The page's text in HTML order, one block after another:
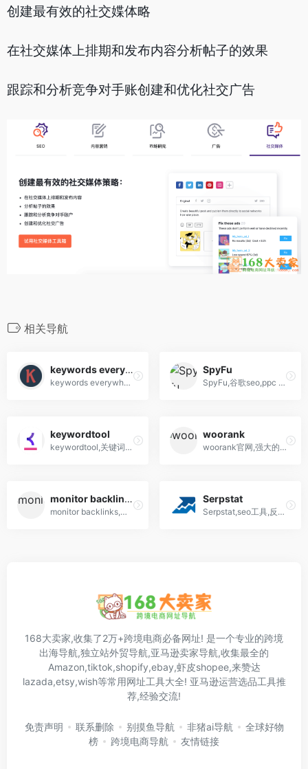
创建最有效的社交媟体略
在社交媒体上排期和发布内容分析帖子的效果
跟踪和分析竞争对手账创建和优化社交广告
相关导航
keywords everywhere
keywords everywhere,google关键词优化工具插件
SpyFu
SpyFu,谷歌seo,ppc google adwords关键词工具
keywordtool
keywordtool,关键词研究搜索工具,支持google,amazon,ebay,Instagram,Pinterest,youtube,bing等
woorank
woorank官网,强大的seo工具网站分析工具WooRank是一款网站分析工具，针对访客、內容、搜索引擎最佳化（SEO）、网域名称等来为网站评分，提供详细的改善建议，帮网站站长们节省时间，改善后的网站能够在搜索引擎取...
monitor backlinks
monitor backlinks,独立站必备竞争对手网站分析工具,免费试用30天
Serpstat
Serpstat,seo工具,反向链接,竞争对手分析,关键词查询,排名跟踪
168大卖家,收集了2万+跨境电商必备网址! 是一个专业的跨境
出海导航,独立站外贸导航,亚马逊卖家导航,收集最全的
Amazon,tiktok,shopify,ebay,虾皮shopee,来赞达
lazada,etsy,wish等常用网址工具大全! 亚马逊运营选品工具推
荐,经验交流!
免责声明 联系删除 别摸鱼导航 非猪ai导航
全球好物
榜
跨境电商导航 友情链接